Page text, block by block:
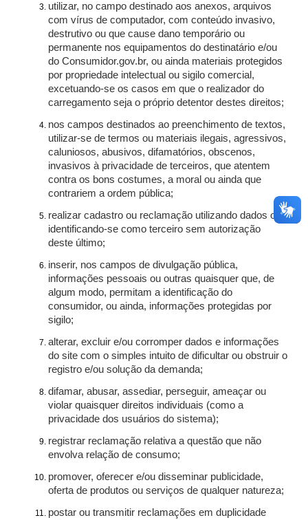
utilizar, no campo destinado aos anexos, arquivos
com vírus de computador, com conteúdo invasivo,
destrutivo ou que cause dano temporário ou
permanente nos equipamentos do destinatário e/ou
do Consumidor.gov.br, ou ainda materiais protegidos
por propriedade intelectual ou sigilo comercial,
excetuando-se os casos em que o realizador do
carregamento seja o próprio detentor destes direitos;
nos campos destinados ao preenchimento de textos,
utilizar-se de termos ou materiais ilegais, agressivos,
caluniosos, abusivos, difamatórios, obscenos,
invasivos à privacidade de terceiros, que atentem
contra os bons costumes, a moral ou ainda que
contrariem a ordem pública;
realizar cadastro ou reclamação utilizando dados ou
identificando-se como terceiro sem autorização
deste último;
inserir, nos campos de divulgação pública,
informações pessoais ou outras quaisquer que, de
algum modo, permitam a identificação do
consumidor, ou ainda, informações protegidas por
sigilo;
alterar, excluir e/ou corromper dados e informações
do site com o simples intuito de dificultar ou obstruir o
registro e/ou solução da demanda;
difamar, abusar, assediar, perseguir, ameaçar ou
violar quaisquer direitos individuais (como a
privacidade dos usuários do sistema);
registrar reclamação relativa a questão que não
envolva relação de consumo;
promover, oferecer e/ou disseminar publicidade,
oferta de produtos ou serviços de qualquer natureza;
postar ou transmitir reclamações em duplicidade